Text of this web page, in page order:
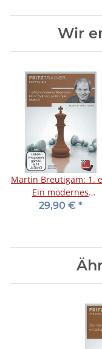
Wir
Martin Breutigam: 1.
Ein modernes
Repertoire - Band 1 -
29,90 € *